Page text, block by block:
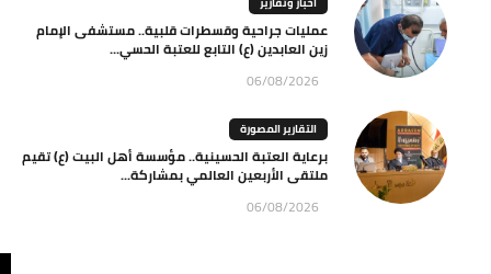
عمليات جراحية وقسطرات قلبية.. مستشفى الإمام
زين العابدين (ع) التابع للعتبة الحسي...
06/08/2026
التقارير المصورة
برعاية العتبة الحسينية.. مؤسسة أهل البيت (ع) تقيم
ملتقى الأربعين العالمي بمشاركة...
06/08/2026